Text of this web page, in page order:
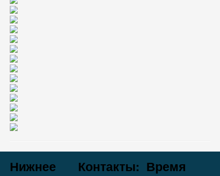
Нижнее
Контакты: Время